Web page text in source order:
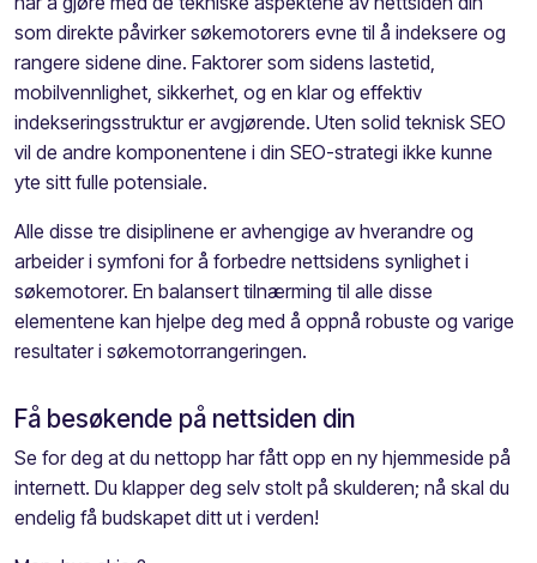
som direkte påvirker søkemotorers evne til å indeksere og
rangere sidene dine. Faktorer som sidens lastetid,
mobilvennlighet, sikkerhet, og en klar og effektiv
indekseringsstruktur er avgjørende. Uten solid teknisk SEO
vil de andre komponentene i din SEO-strategi ikke kunne
yte sitt fulle potensiale.
Alle disse tre disiplinene er avhengige av hverandre og
arbeider i symfoni for å forbedre nettsidens synlighet i
søkemotorer. En balansert tilnærming til alle disse
elementene kan hjelpe deg med å oppnå robuste og varige
resultater i søkemotorrangeringen.
Få besøkende på nettsiden din
Se for deg at du nettopp har fått opp en ny hjemmeside på
internett. Du klapper deg selv stolt på skulderen; nå skal du
endelig få budskapet ditt ut i verden!